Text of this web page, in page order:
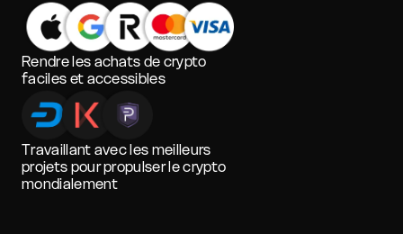
Rendre les achats de crypto
faciles et accessibles
Travaillant avec les meilleurs
projets pour propulser le crypto
mondialement